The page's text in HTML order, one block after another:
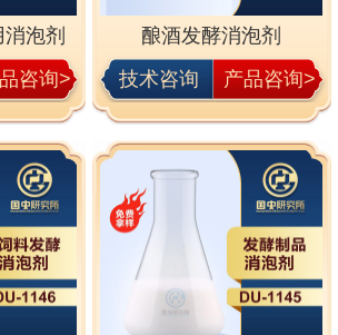
泡剂
咨询>
酿酒发酵消泡剂
技术咨询
产品咨询>